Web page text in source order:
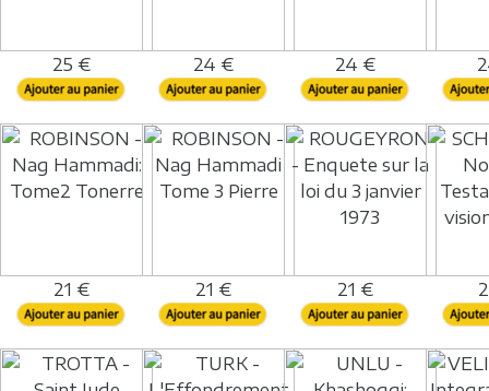
25 € 24 € 24 €
21 € 21 € 21 €